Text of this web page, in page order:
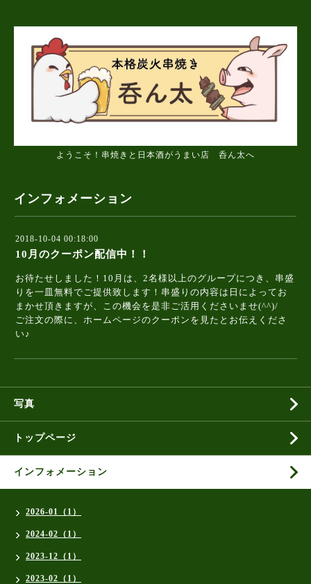
ようこそ！串焼きと日本酒がうまい店 呑ん太へ
インフォメーション
2018-10-04 00:18:00
10月のクーポン配信中！！
お待たせしました！10月は、2名様以上のグループにつき、串盛
りを一皿無料でご提供致します！串盛りの内容は日によってお
まかせ頂きますが、この機会を是非ご活用くださいませ(^^)/
ご注文の際に、ホームページのクーポンを見たとお伝えくださ
い♪
写真
トップページ
インフォメーション
2026-01（1）
2024-02（1）
2023-12（1）
2023-02（1）